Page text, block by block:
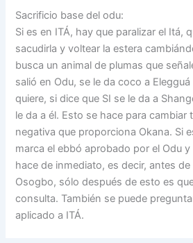
Sacrificio base del odu:
Si es en ITÁ, hay que paralizar el Itá,
sacudirla y voltear la estera
busca un animal de plumas que
salió en Odu, se le da coco a
quiere, si dice que SI se le da a
le da a él. Esto se hace para cambiar
negativa que proporciona Okana. Si
marca el ebbó aprobado por el Odu
hace de inmediato, es decir, antes de
Osogbo, sólo después de esto es
consulta. También se puede
aplicado a ITÁ.